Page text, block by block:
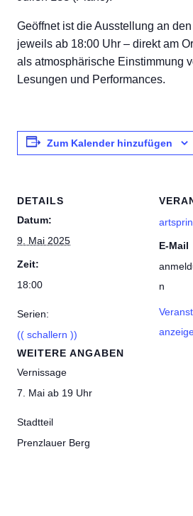
Geöffnet ist die Ausstellung an
jeweils ab 18:00 Uhr – direkt am
als atmosphärische Einstimmung
Lesungen und Performances.
Zum Kalender hinzufügen
DETAILS
Datum:
9. Mai 2025
Zeit:
18:00
Serien:
(( schallern ))
E-Mail
n
WEITERE ANGABEN
Vernissage
7. Mai ab 19 Uhr
Stadtteil
Prenzlauer Berg